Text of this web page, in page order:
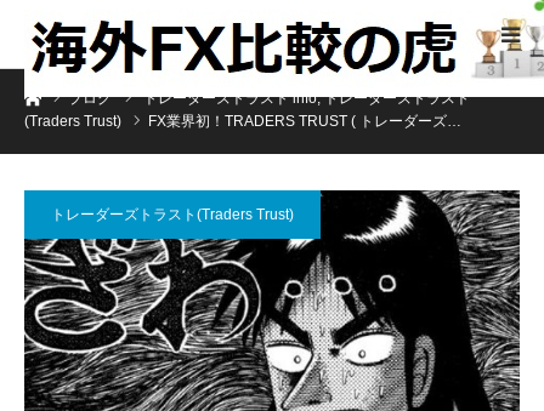
ホームブログ トレーダーズトラスト info, トレーダーズトラスト
(Traders Trust)
FX業界初！TRADERS TRUST ( トレーダーズ…
トレーダーズトラスト(Traders Trust)